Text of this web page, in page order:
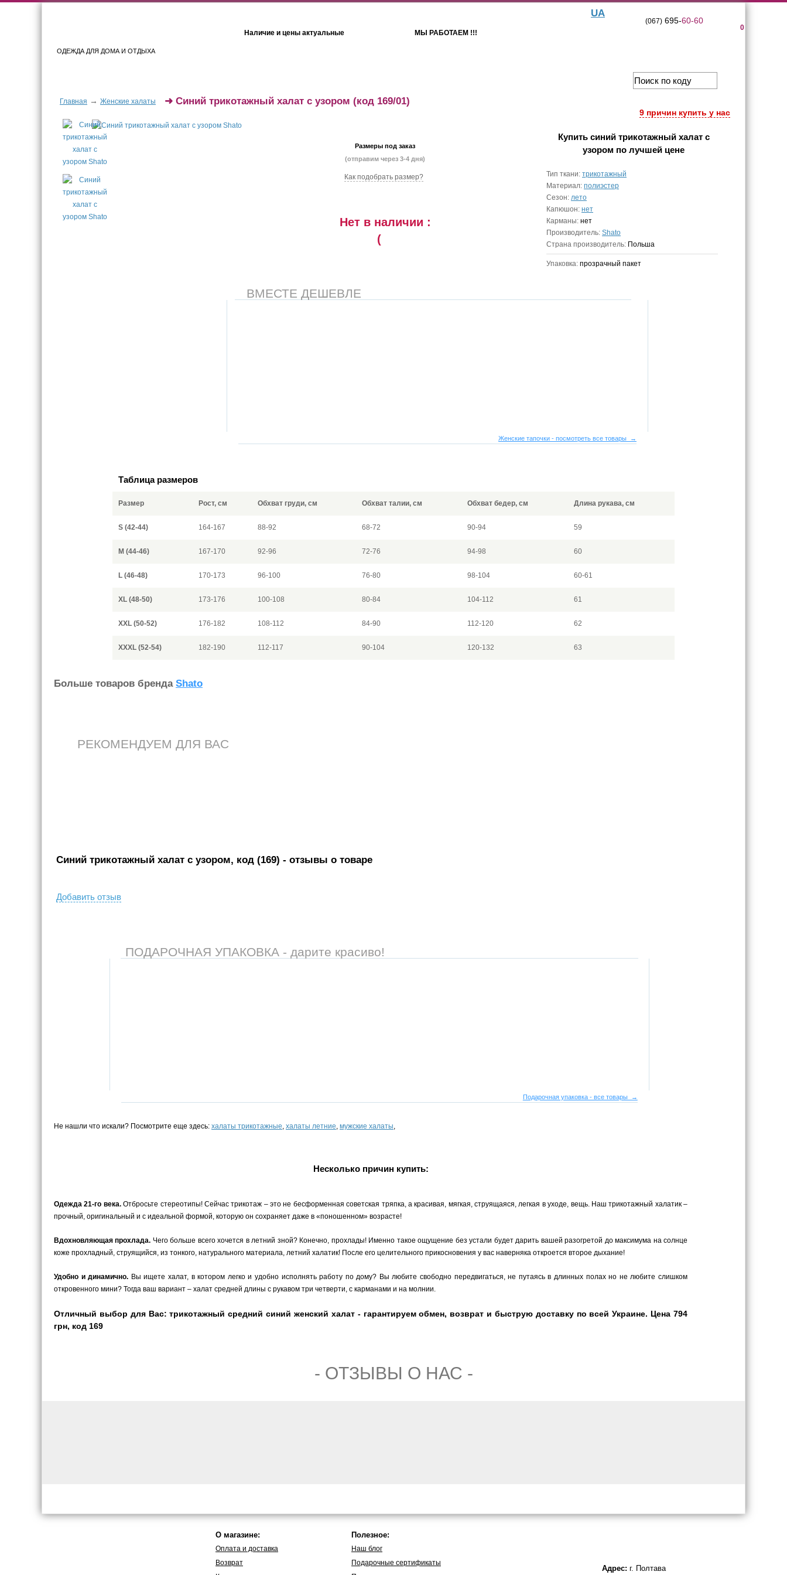
ОДЕЖДА ДЛЯ ДОМА И ОТДЫХА
Наличие и цены актуальные МЫ РАБОТАЕМ !!!
UA
0
(067)695-60-60
Главная → Женские халаты
9 причин купить у нас
➜ Синий трикотажный халат с узором (код 169/01)
Размеры под заказ
(отправим через 3-4 дня)
Как подобрать размер?
Нет в наличии :
(
Купить синий трикотажный халат с
узором по лучшей цене
Тип ткани: трикотажный
Материал: полиэстер
Сезон: лето
Капюшон: нет
Карманы: нет
Производитель: Shato
Страна производитель: Польша
Упаковка: прозрачный пакет
ВМЕСТЕ ДЕШЕВЛЕ
Женские тапочки - посмотреть все товары →
Таблица размеров
Размер Рост, см Обхват груди, см Обхват талии, см Обхват бедер, см Длина рукава, см
S (42-44) 164-167 88-92 68-72 90-94 59
M (44-46) 167-170 92-96 72-76 94-98 60
L (46-48) 170-173 96-100 76-80 98-104 60-61
XL (48-50) 173-176 100-108 80-84 104-112 61
XXL (50-52) 176-182 108-112 84-90 112-120 62
XXXL (52-54) 182-190 112-117 90-104 120-132 63
Больше товаров бренда Shato
РЕКОМЕНДУЕМ ДЛЯ ВАС
Синий трикотажный халат с узором, код (169) - отзывы о товаре
Добавить отзыв
ПОДАРОЧНАЯ УПАКОВКА - дарите красиво!
Подарочная упаковка - все товары →
Не нашли что искали? Посмотрите еще здесь: халаты трикотажные, халаты летние, мужские халаты,
Несколько причин купить:
Одежда 21-го века.Отбросьте стереотипы! Сейчас трикотаж – это не бесформенная советская тряпка, а красивая, мягкая, струящаяся, легкая в уходе, вещь. Наш трикотажный халатик –
прочный, оригинальный и с идеальной формой, которую он сохраняет даже в «поношенном» возрасте!
Вдохновляющая прохлада. Чего больше всего хочется в летний зной? Конечно, прохлады! Именно такое ощущение без устали будет дарить вашей разогретой до максимума на солнце
коже прохладный, струящийся, из тонкого, натурального материала, летний халатик! После его целительного прикосновения у вас наверняка откроется второе дыхание!
Удобно и динамично. Вы ищете халат, в котором легко и удобно исполнять работу по дому? Вы любите свободно передвигаться, не путаясь в длинных полах но не любите слишком
откровенного мини? Тогда ваш вариант – халат средней длины с рукавом три четверти, с карманами и на молнии.
Отличный выбор для Вас: трикотажный средний синий женский халат - гарантируем обмен, возврат и быструю доставку по всей Украине. Цена 794
грн, код 169
- ОТЗЫВЫ О НАС -
О магазине:
Оплата и доставка
Возврат
Полезное:
Наш блог
Подарочные сертификаты
Адрес: г. Полтава